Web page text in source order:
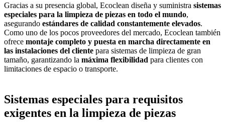
Gracias a su presencia global, Ecoclean diseña y suministra sistemas
especiales para la limpieza de piezas en todo el mundo,
asegurando estándares de calidad constantemente elevados.
Como uno de los pocos proveedores del mercado, Ecoclean también
ofrece montaje completo y puesta en marcha directamente en
las instalaciones del cliente para sistemas de limpieza de gran
tamaño, garantizando la máxima flexibilidad para clientes con
limitaciones de espacio o transporte.
Sistemas especiales para requisitos
exigentes en la limpieza de piezas